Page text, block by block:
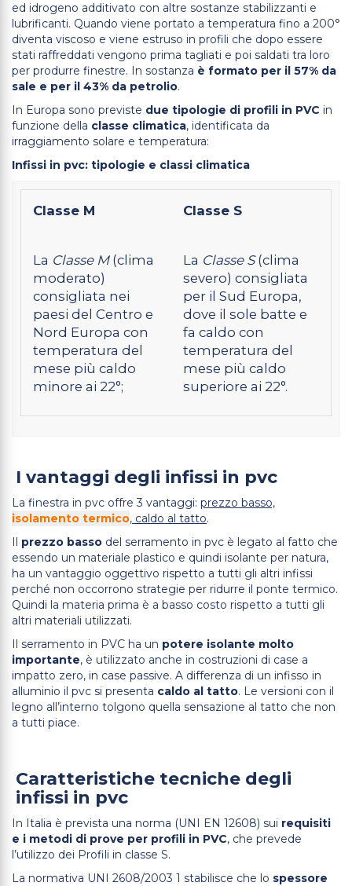
ed idrogeno additivato con altre sostanze stabilizzanti e
lubrificanti. Quando viene portato a temperatura fino a 200°
diventa viscoso e viene estruso in profili che dopo essere
stati raffreddati vengono prima tagliati e poi saldati tra loro
per produrre finestre. In sostanza è formato per il 57% da
sale e per il 43% da petrolio.
In Europa sono previste due tipologie di profili in PVC in
funzione della classe climatica, identificata da
irraggiamento solare e temperatura:
Infissi in pvc: tipologie e classi climatica
Classe M Classe S
La Classe M(clima
moderato)
consigliata nei
paesi del Centro e
Nord Europa con
temperatura del
mese più caldo
minore ai 22°;
La Classe S(clima
severo) consigliata
per il Sud Europa,
dove il sole batte e
fa caldo con
temperatura del
mese più caldo
superiore ai 22°.
I vantaggi degli infissi in pvc
La finestra in pvc offre 3 vantaggi: prezzo basso,
isolamento termico, caldo al tatto.
Il prezzo basso del serramento in pvc è legato al fatto che
essendo un materiale plastico e quindi isolante per natura,
ha un vantaggio oggettivo rispetto a tutti gli altri infissi
perché non occorrono strategie per ridurre il ponte termico.
Quindi la materia prima è a basso costo rispetto a tutti gli
altri materiali utilizzati.
Il serramento in PVC ha un potere isolante molto
importante, è utilizzato anche in costruzioni di case a
impatto zero, in case passive. A differenza di un infisso in
alluminio il pvc si presenta caldo al tatto. Le versioni con il
legno all’interno tolgono quella sensazione al tatto che non
a tutti piace.
Caratteristiche tecniche degli
infissi in pvc
In Italia è prevista una norma (UNI EN 12608) sui requisiti
e i metodi di prove per profili in PVC, che prevede
l’utilizzo dei Profili in classe S.
La normativa UNI 2608/2003 1 stabilisce che lo spessore